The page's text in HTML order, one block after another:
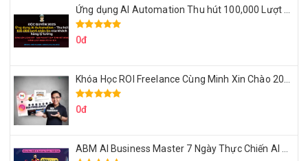
0đ
0đ